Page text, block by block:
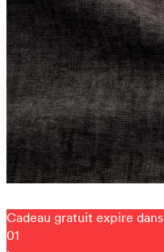
Cadeau gratuit expire dans
01